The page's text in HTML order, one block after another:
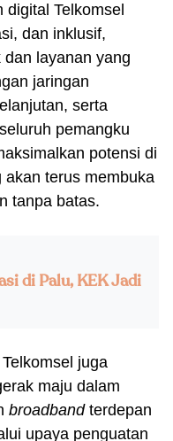
Telkomsel
dan inklusif,
layanan yang
jaringan
serta
pemangku
potensi di
terus membuka
tanpa batas.
di Palu, KEK Jadi
Telkomsel juga
maju dalam
broadband terdepan
upaya penguatan